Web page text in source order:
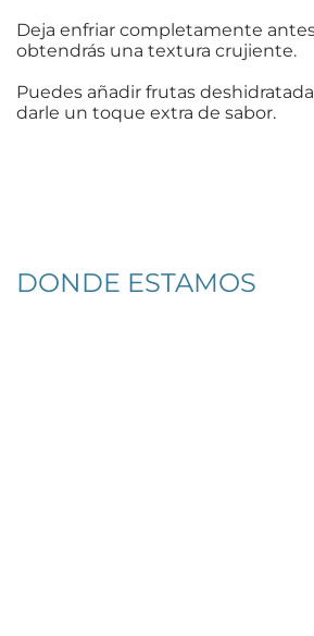
Deja enfriar completamente
obtendrás una textura crujiente.
Puedes añadir frutas
darle un toque extra de sabor.
DONDE ESTAMOS